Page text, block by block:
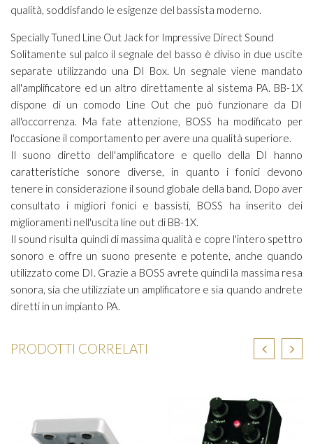
qualità, soddisfando le esigenze del bassista moderno.
Specially Tuned Line Out Jack for Impressive Direct Sound
Solitamente sul palco il segnale del basso è diviso in due uscite
separate utilizzando una DI Box. Un segnale viene mandato
all'amplificatore ed un altro direttamente al sistema PA. BB-1X
dispone di un comodo Line Out che può funzionare da DI
all'occorrenza. Ma fate attenzione, BOSS ha modificato per
l'occasione il comportamento per avere una qualità superiore.
Il suono diretto dell'amplificatore e quello della DI hanno
caratteristiche sonore diverse, in quanto i fonici devono
tenere in considerazione il sound globale della band. Dopo aver
consultato i migliori fonici e bassisti, BOSS ha inserito dei
miglioramenti nell'uscita line out di BB-1X.
Il sound risulta quindi di massima qualità e copre l'intero spettro
sonoro e offre un suono presente e potente, anche quando
utilizzato come DI. Grazie a BOSS avrete quindi la massima resa
sonora, sia che utilizziate un amplificatore e sia quando andrete
diretti in un impianto PA.
PRODOTTI CORRELATI